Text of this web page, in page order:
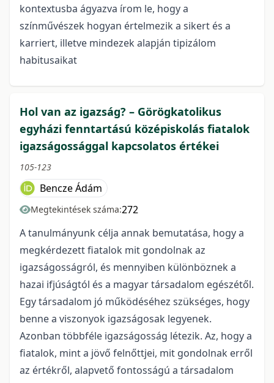
kontextusba ágyazva írom le, hogy a
színművészek hogyan értelmezik a sikert és a
karriert, illetve mindezek alapján tipizálom
habitusaikat
Hol van az igazság? – Görögkatolikus
egyházi fenntartású középiskolás fiatalok
igazságossággal kapcsolatos értékei
105-123
Bencze Ádám
Megtekintések száma:272
A tanulmányunk célja annak bemutatása, hogy a
megkérdezett fiatalok mit gondolnak az
igazságosságról, és mennyiben különböznek a
hazai ifjúságtól és a magyar társadalom egészétől.
Egy társadalom jó működéséhez szükséges, hogy
benne a viszonyok igazságosak legyenek.
Azonban többféle igazságosság létezik. Az, hogy a
fiatalok, mint a jövő felnőttjei, mit gondolnak erről
az értékről, alapvető fontosságú a társadalom